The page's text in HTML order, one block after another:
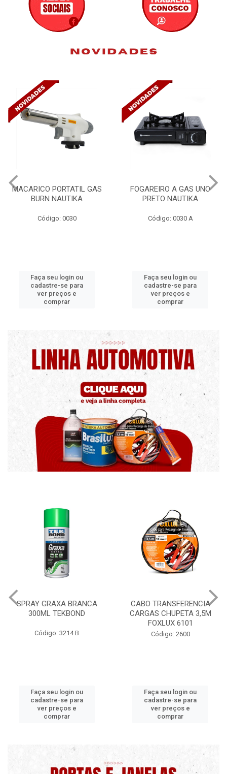
MACARICO PORTATIL GAS
BURN NAUTIKA
Código: 0030
Faça seu login ou
cadastre-se para
ver preços e
comprar
FOGAREIRO A GAS UNO
PRETO NAUTIKA
Código: 0030 A
Faça seu login ou
cadastre-se para
ver preços e
comprar
CABO TRANSFERENCIA
CARGAS CHUPETA 3,5M
Código: 2600
Faça seu login ou
cadastre-se para
ver preços e
comprar
CHAVE DE RODA TIPO CRUZ
17X19X21X23 FOX 4513
Código: 2628
Faça seu login ou
cadastre-se para
ver preços e
comprar